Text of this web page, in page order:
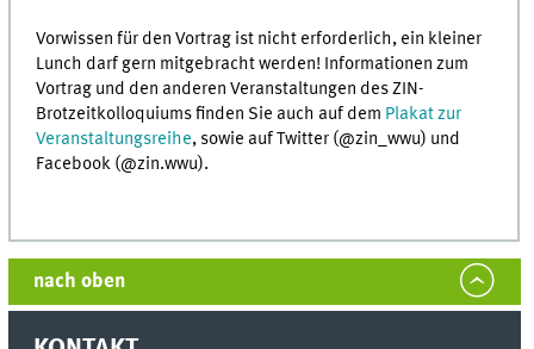
Vorwissen für den Vortrag ist nicht erforderlich, ein kleiner
Lunch darf gern mitgebracht werden! Informationen zum
Vortrag und den anderen Veranstaltungen des ZIN-
Brotzeitkolloquiums finden Sie auch auf dem Plakat zur
Veranstaltungsreihe, sowie auf Twitter (@zin_wwu) und
Facebook (@zin.wwu).
nach oben